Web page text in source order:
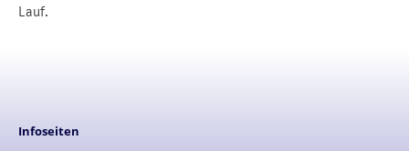
Lauf.
Infoseiten